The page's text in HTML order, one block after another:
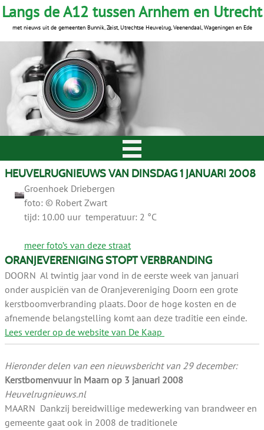
HEUVELRUGNIEUWS VAN DINSDAG 1 JANUARI 2008
Groenhoek Driebergen
foto: © Robert Zwart
tijd: 10.00 uur temperatuur: 2 °C
meer foto’s van deze straat
ORANJEVERENIGING STOPT VERBRANDING
DOORN Al twintig jaar vond in de eerste week van januari
onder auspiciën van de Oranjevereniging Doorn een grote
kerstboomverbranding plaats. Door de hoge kosten en de
afnemende belangstelling komt aan deze traditie een einde.
Lees verder op de website van De Kaap
Hieronder delen van een nieuwsbericht van 29 december:
Kerstbomenvuur in Maarn op 3 januari 2008
Heuvelrugnieuws.nl
MAARN Dankzij bereidwillige medewerking van brandweer en
gemeente gaat ook in 2008 de traditionele
Langs de A12 tussen Arnhem en Utrecht
met nieuws uit de gemeenten Bunnik, Zeist, Utrechtse Heuvelrug, Veenendaal, Wageningen en Ede